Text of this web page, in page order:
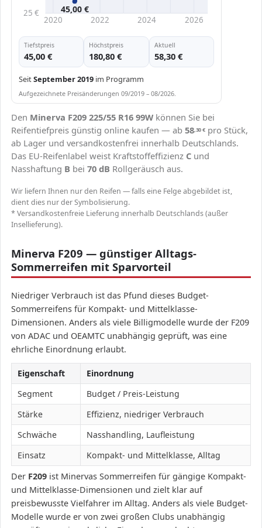
25 €
2020 2022 2024 2026
45,00 €
Tiefstpreis
45,00 €
Höchstpreis
180,80 €
Aktuell
58,30 €
SeitSeptember 2019 im Programm
Aufgezeichnete Preisänderungen 09/2019 – 08/2026.
Den Minerva F209 225/55 R16 99W können Sie bei
Reifentiefpreis günstig online kaufen — ab 58,30€ pro Stück,
ab Lager und versandkostenfrei innerhalb Deutschlands.
Das EU-Reifenlabel weist Kraftstoffeffizienz C und
Nasshaftung B bei 70 dB Rollgeräusch aus.
Wir liefern Ihnen nur den Reifen — falls eine Felge abgebildet ist,
dient dies nur der Symbolisierung.
* Versandkostenfreie Lieferung innerhalb Deutschlands (außer
Insellieferung).
Minerva F209 — günstiger Alltags-
Sommerreifen mit Sparvorteil
Niedriger Verbrauch ist das Pfund dieses Budget-
Sommerreifens für Kompakt- und Mittelklasse-
Dimensionen. Anders als viele Billigmodelle wurde der F209
von ADAC und OEAMTC unabhängig geprüft, was eine
ehrliche Einordnung erlaubt.
Eigenschaft
Einordnung
Segment
Budget / Preis-Leistung
Stärke
Effizienz, niedriger Verbrauch
Schwäche
Nasshandling, Laufleistung
Einsatz
Kompakt- und Mittelklasse, Alltag
Der F209 ist Minervas Sommerreifen für gängige Kompakt-
und Mittelklasse-Dimensionen und zielt klar auf
preisbewusste Vielfahrer im Alltag. Anders als viele Budget-
Modelle wurde er von zwei großen Clubs unabhängig